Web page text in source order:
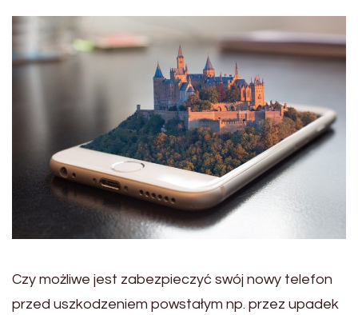
Czy możliwe jest zabezpieczyć swój nowy telefon
przed uszkodzeniem powstałym np. przez upadek